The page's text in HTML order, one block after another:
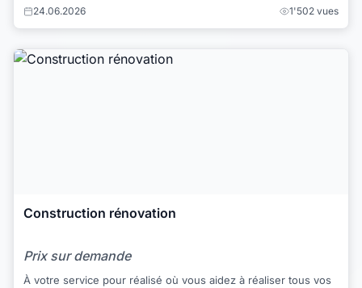
24.06.2026
1'502 vues
Construction rénovation
Prix sur demande
À votre service pour réalisé où vous aidez à réaliser tous vos